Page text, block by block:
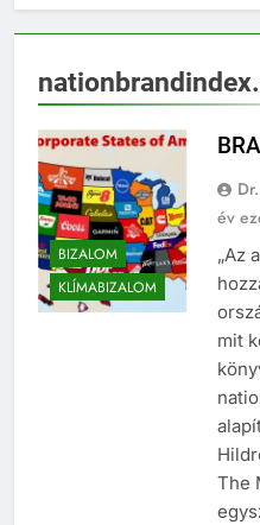
BIZALOM
KLÍMABIZALOM
év
„Az
mit
The